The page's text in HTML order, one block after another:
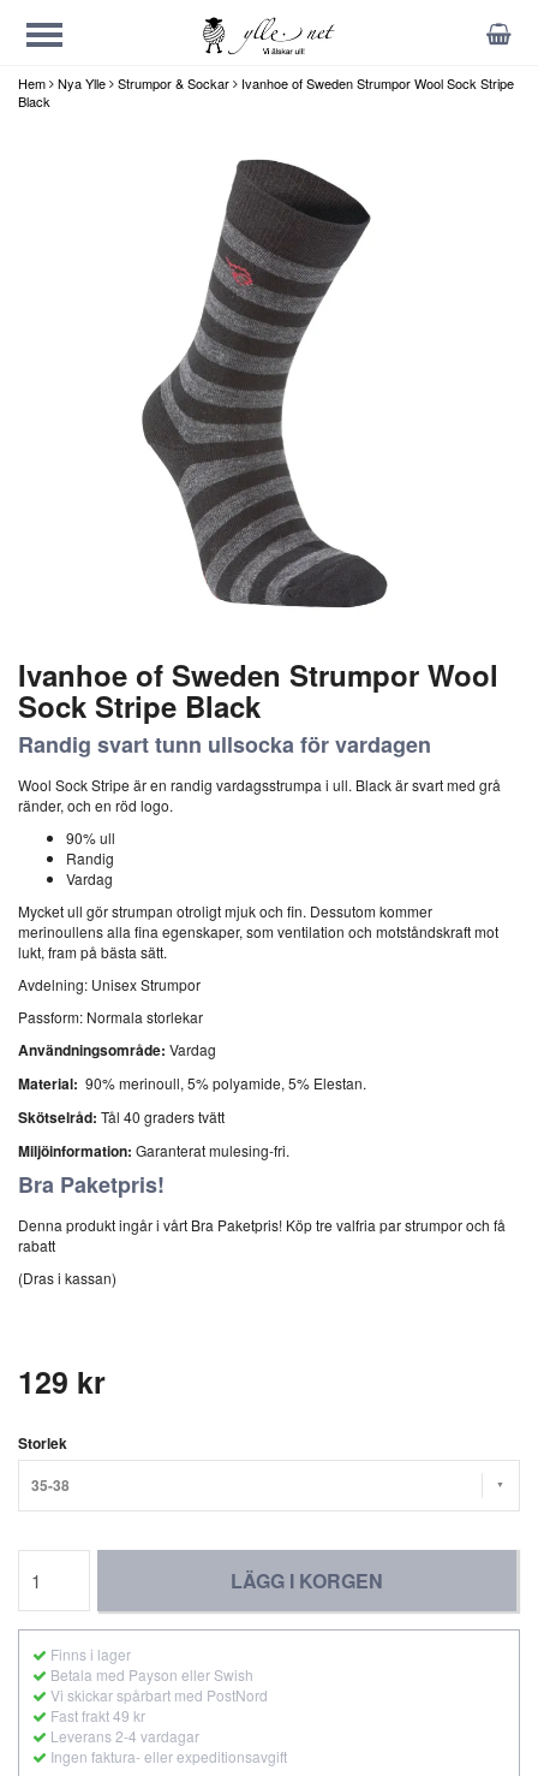
Hem Nya Ylle Strumpor & Sockar
Ivanhoe of Sweden Strumpor Wool Sock Stripe
Black
Ivanhoe of Sweden Strumpor Wool
Sock Stripe Black
Randig svart tunn ullsocka för vardagen
Wool Sock Stripe är en randig vardagsstrumpa i ull. Black är svart med grå
ränder, och en röd logo.
90% ull
Randig
Vardag
Mycket ull gör strumpan otroligt mjuk och fin. Dessutom kommer
merinoullens alla fina egenskaper, som ventilation och motståndskraft mot
lukt, fram på bästa sätt.
Avdelning: Unisex Strumpor
Passform: Normala storlekar
Användningsområde: Vardag
Material: 90% merinoull, 5% polyamide, 5% Elestan.
Skötselråd: Tål 40 graders tvätt
Miljöinformation: Garanterat mulesing-fri.
Bra Paketpris!
Denna produkt ingår i vårt Bra Paketpris! Köp tre valfria par strumpor och få
rabatt
(Dras i kassan)
129 kr
Storlek
35-38
LÄGG I KORGEN
Finns i lager
Betala med Payson eller Swish
Vi skickar spårbart med PostNord
Fast frakt 49 kr
Leverans 2-4 vardagar
Ingen faktura- eller expeditionsavgift